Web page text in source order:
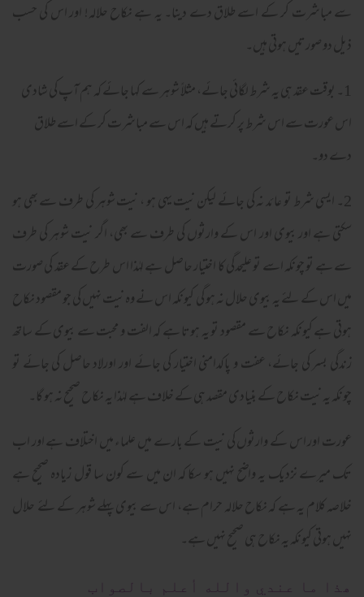
سے مباشرت کر کے اسے طلاق دے دینا۔ یہ ہے نکاح حلالہ! اور اس کی حسب
ذیل دو صورتیں ہوتی ہیں۔
1۔ بوقت عقد ہی یہ شرط لگائی جائے، مثلاً شوہر سے کہا جائے کہ ہم آپ کی شادی
اس عورت سے اس شرط پر کرتے ہیں کہ اس سے مباشرت کر کے اسے طلاق
دے دو۔
2۔ ایسی شرط تو عائد نہ کی جائے لیکن نیت یہی ہو ، نیت شوہر کی طرف سے بھی ہو
سکتی ہے اور بیوی اور اس کے وارثوں کی طرف سے بھی، اگر نیت شوہر کی طرف
سے ہے تو چونکہ اسے تو علیحدگی کا اختیار حاصل ہے لہٰذا اس طرح کے عقد کی صورت
میں اس کے لئے یہ بیوی حلال نہ ہو گی کیونکہ اس نے وہ نیت نہیں کی جو مقصود نکاح
ہوتی ہے کیونکہ نکاح سے مقصود تو یہ ہوتا ہے کہ الفت و محبت سے بیوی کے ساتھ
زندگی بسر کی جائے، عفت و پاکدامنی اختیار کی جائے اور اورلاد حاصل کی جائے تو
چونکہ یہ نیت نکاح کے بنیادی مقصد ہی کے خلاف ہے لہٰذا یہ نکاح صحیح نہ ہو گا۔
عورت اور اس کے وارثوں کی نیت کے بارے میں علماء میں اختلاف ہے اور اب
تک میرے نزدیک یہ واضح نہیں ہو سکا کہ ان میں سے کون سا قول زیادہ صحیح ہے
خلاصہ کلام یہ ہے کہ نکاح حلالہ حرام ہے، اس سے بیوی پہلے شوہر کے لئے حلال
نہیں ہوتی کیونکہ یہ نکاح ہی صحیح نہیں ہے۔
ھذا ما عندي والله أعلم بالصواب